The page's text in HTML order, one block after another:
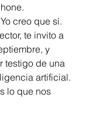
creo que sí.
te invito a
y
testigo de una
artificial.
lo que nos